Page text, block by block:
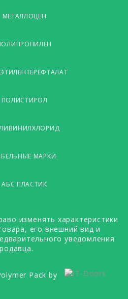
МЕТАЛЛОЦЕН
ПОЛИСТИРОЛ
МАРКИ
АБС ПЛАСТИК
изменять характеристики
его внешний вид и
уведомления
Pack by